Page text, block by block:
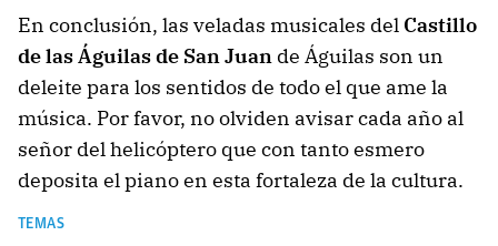
En conclusión, las veladas musicales del Castillo
de las Águilas de San Juan de Águilas son un
deleite para los sentidos de todo el que ame la
música. Por favor, no olviden avisar cada año al
señor del helicóptero que con tanto esmero
deposita el piano en esta fortaleza de la cultura.
TEMAS